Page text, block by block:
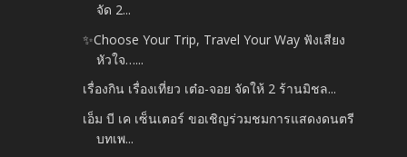
จัด 2...
✨Choose Your Trip, Travel Your Way ฟังเสียง
หัวใจ…...
เรื่องกิน เรื่องเที่ยว เต๋อ-จอย จัดให้ 2 ร้านมิชล...
เอ็ม บี เค เซ็นเตอร์ ขอเชิญร่วมชมการแสดงดนตรี
บทเพ...